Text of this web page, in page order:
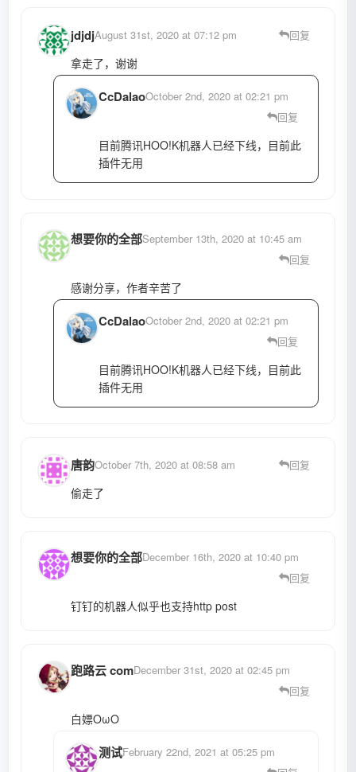
jdjdjAugust 31st, 2020 at 07:12 pm 回复
拿走了，谢谢
CcDalaoOctober 2nd, 2020 at 02:21 pm
回复
目前腾讯HOO!K机器人已经下线，目前此
插件无用
想要你的全部September 13th, 2020 at 10:45 am
回复
感谢分享，作者辛苦了
CcDalaoOctober 2nd, 2020 at 02:21 pm
回复
目前腾讯HOO!K机器人已经下线，目前此
插件无用
唐韵October 7th, 2020 at 08:58 am 回复
偷走了
想要你的全部December 16th, 2020 at 10:40 pm
回复
钉钉的机器人似乎也支持http post
跑路云 comDecember 31st, 2020 at 02:45 pm
回复
白嫖OωO
测试February 22nd, 2021 at 05:25 pm